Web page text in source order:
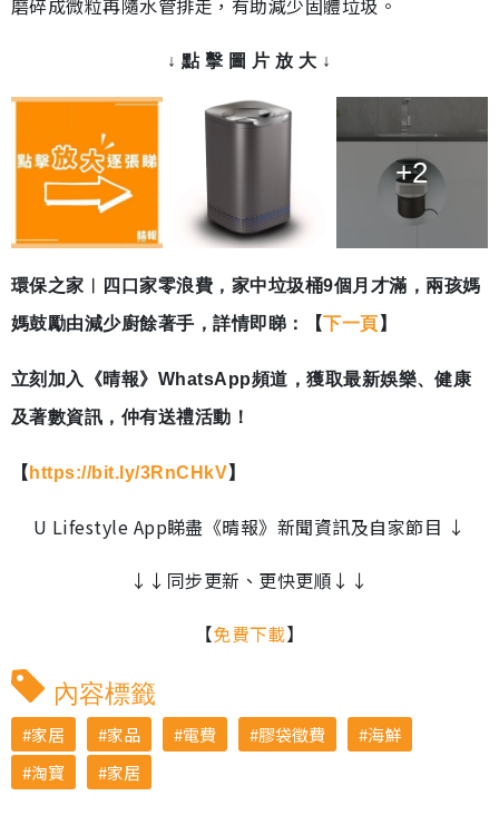
磨碎成微粒再隨水管排走，有助減少固體垃圾。
↓ 點 擊 圖 片 放 大 ↓
+2
環保之家︳四口家零浪費，家中垃圾桶9個月才滿，兩孩媽
媽鼓勵由減少廚餘著手，詳情即睇：【下一頁 】
立刻加入《晴報》WhatsApp頻道，獲取最新娛樂、健康
及著數資訊，仲有送禮活動！
【 https://bit.ly/3RnCHkV】
U Lifestyle App睇盡《晴報》新聞資訊及自家節目 ↓
↓↓同步更新、更快更順↓↓
【免費下載】
內容標籤
家居 家品 電費 膠袋徵費
海鮮
淘寶
家居